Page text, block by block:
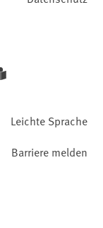
Leichte Sprache
Barriere melden